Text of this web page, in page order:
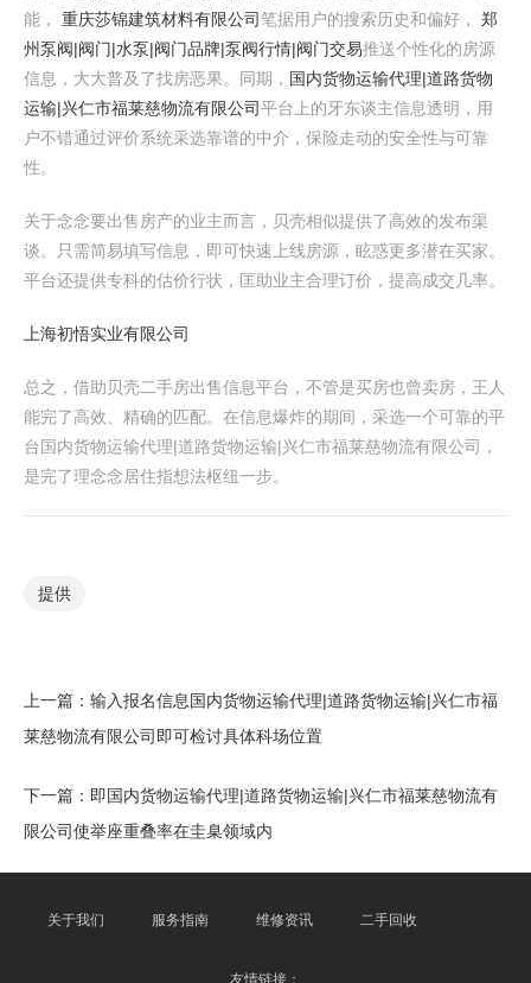
能， 重庆莎锦建筑材料有限公司笔据用户的搜索历史和偏好， 郑
州泵阀|阀门|水泵|阀门品牌|泵阀行情|阀门交易推送个性化的房源
信息，大大普及了找房恶果。同期， 国内货物运输代理|道路货物
运输|兴仁市福莱慈物流有限公司平台上的牙东谈主信息透明，用
户不错通过评价系统采选靠谱的中介，保险走动的安全性与可靠
性。
关于念念要出售房产的业主而言，贝壳相似提供了高效的发布渠
谈。只需简易填写信息，即可快速上线房源，眩惑更多潜在买家。
平台还提供专科的估价行状，匡助业主合理订价，提高成交几率。
上海初悟实业有限公司
总之，借助贝壳二手房出售信息平台，不管是买房也曾卖房，王人
能完了高效、精确的匹配。在信息爆炸的期间，采选一个可靠的平
台国内货物运输代理|道路货物运输|兴仁市福莱慈物流有限公司，
是完了理念念居住指想法枢纽一步。
提供
上一篇： 输入报名信息国内货物运输代理|道路货物运输|兴仁市福
莱慈物流有限公司即可检讨具体科场位置
下一篇： 即国内货物运输代理|道路货物运输|兴仁市福莱慈物流有
限公司使举座重叠率在圭臬领域内
关于我们 服务指南 维修资讯 二手回收
友情链接：